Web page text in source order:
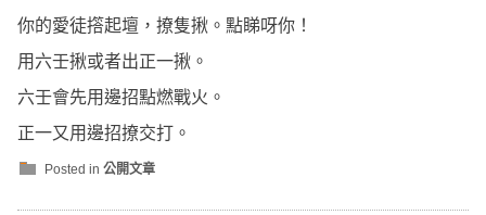
你的愛徒撘起壇，撩隻揪。點睇呀你！
用六壬揪或者出正一揪。
六壬會先用邊招點燃戰火。
正一又用邊招撩交打。
Posted in 公開文章